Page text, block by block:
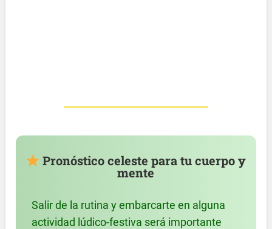
Pronóstico celeste para tu cuerpo y
mente
Salir de la rutina y embarcarte en alguna
actividad lúdico-festiva será importante